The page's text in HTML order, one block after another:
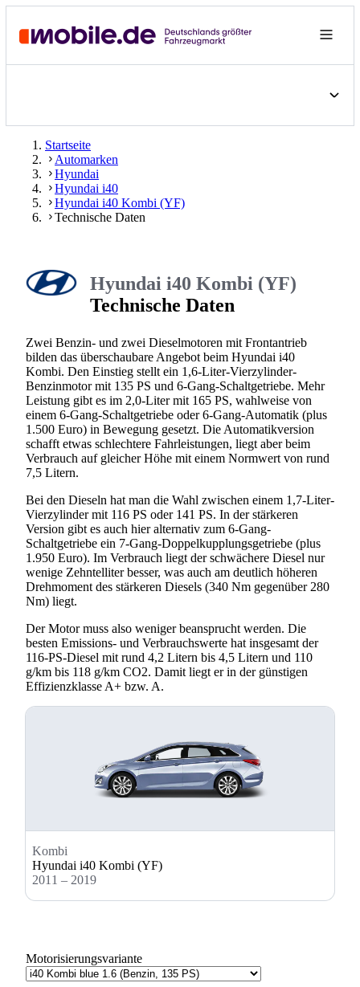
Startseite
Automarken
Hyundai
Hyundai i40
Hyundai i40 Kombi (YF)
Technische Daten
Hyundai i40 Kombi (YF)
Technische Daten
Zwei Benzin- und zwei Dieselmotoren mit Frontantrieb
bilden das überschaubare Angebot beim Hyundai i40
Kombi. Den Einstieg stellt ein 1,6-Liter-Vierzylinder-
Benzinmotor mit 135 PS und 6-Gang-Schaltgetriebe. Mehr
Leistung gibt es im 2,0-Liter mit 165 PS, wahlweise von
einem 6-Gang-Schaltgetriebe oder 6-Gang-Automatik (plus
1.500 Euro) in Bewegung gesetzt. Die Automatikversion
schafft etwas schlechtere Fahrleistungen, liegt aber beim
Verbrauch auf gleicher Höhe mit einem Normwert von rund
7,5 Litern.
Bei den Dieseln hat man die Wahl zwischen einem 1,7-Liter-
Vierzylinder mit 116 PS oder 141 PS. In der stärkeren
Version gibt es auch hier alternativ zum 6-Gang-
Schaltgetriebe ein 7-Gang-Doppelkupplungsgetriebe (plus
1.950 Euro). Im Verbrauch liegt der schwächere Diesel nur
wenige Zehntelliter besser, was auch am deutlich höheren
Drehmoment des stärkeren Diesels (340 Nm gegenüber 280
Nm) liegt.
Der Motor muss also weniger beansprucht werden. Die
besten Emissions- und Verbrauchswerte hat insgesamt der
116-PS-Diesel mit rund 4,2 Litern bis 4,5 Litern und 110
g/km bis 118 g/km CO2. Damit liegt er in der günstigen
Effizienzklasse A+ bzw. A.
Kombi
Hyundai i40 Kombi (YF)
2011 – 2019
Motorisierungsvariante